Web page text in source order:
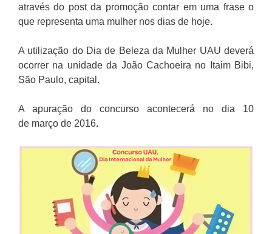
através do post da promoção contar em uma frase o
que representa uma mulher nos dias de hoje.
A utilização do Dia de Beleza da Mulher UAU deverá
ocorrer na unidade da João Cachoeira no Itaim Bibi,
São Paulo, capital.
A apuração do concurso acontecerá no dia 10
de março de 2016.